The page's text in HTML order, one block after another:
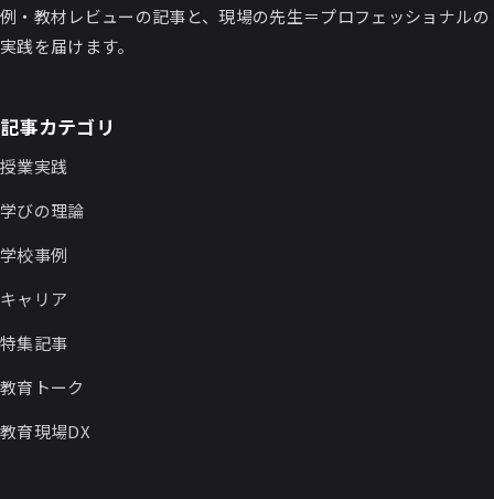
例・教材レビューの記事と、現場の先生＝プロフェッショナルの
実践を届けます。
記事カテゴリ
授業実践
学びの理論
学校事例
キャリア
特集記事
教育トーク
教育現場DX